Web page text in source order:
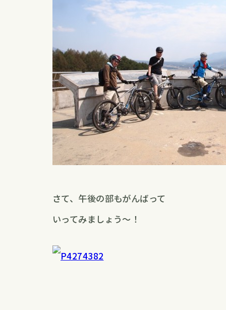
さて、午後の部もがんばって
いってみましょう〜！